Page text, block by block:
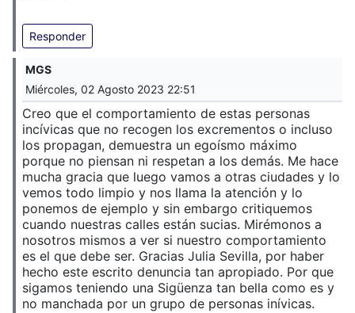
Responder
MGS
Miércoles, 02 Agosto 2023 22:51
Creo que el comportamiento de estas personas
incívicas que no recogen los excrementos o incluso
los propagan, demuestra un egoísmo máximo
porque no piensan ni respetan a los demás. Me hace
mucha gracia que luego vamos a otras ciudades y lo
vemos todo limpio y nos llama la atención y lo
ponemos de ejemplo y sin embargo critiquemos
cuando nuestras calles están sucias. Mirémonos a
nosotros mismos a ver si nuestro comportamiento
es el que debe ser. Gracias Julia Sevilla, por haber
hecho este escrito denuncia tan apropiado. Por que
sigamos teniendo una Sigüenza tan bella como es y
no manchada por un grupo de personas inívicas.